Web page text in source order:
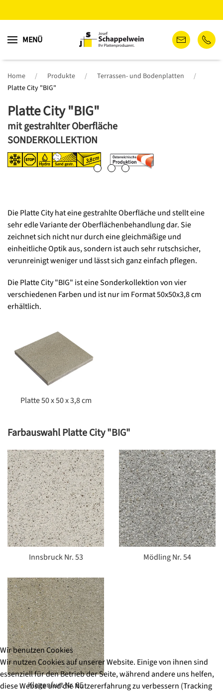
Hauptinhalt
MENÜ
Home Produkte
Terrassen- und Bodenplatten
Platte City "BIG"
Platte City "BIG"
mit gestrahlter Oberfläche
SONDERKOLLEKTION
Die Platte City hat eine gestrahlte Oberfläche und stellt eine
sehr edle Variante der Oberflächenbehandlung dar. Sie
zeichnet sich nicht nur durch eine gleichmäßige und
einheitliche Optik aus, sondern ist auch sehr rutschsicher,
verunreinigt weniger und lässt sich ganz einfach pflegen.
Die Platte City "BIG" ist eine Sonderkollektion von vier
verschiedenen Farben und ist nur im Format 50x50x3,8 cm
erhältlich.
Platte 50 x 50 x 3,8 cm
Farbauswahl Platte City "BIG"
Innsbruck Nr. 53 Mödling Nr. 54
Klagenfurt Nr. 85
Wir benutzen Cookies
Wir nutzen Cookies auf unserer Website. Einige von ihnen sind
essenziell für den Betrieb der Seite, während andere uns helfen,
diese Website und die Nutzererfahrung zu verbessern (Tracking